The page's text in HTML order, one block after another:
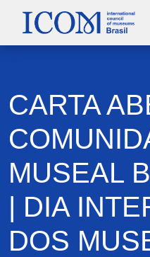
CARTA
MUSEAL
| DIA
DOS